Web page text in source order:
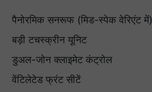
पैनोरमिक सनरूफ (मिड-स्पेक वेरिएंट में)
बड़ी टचस्क्रीन यूनिट
डुअल-जोन क्लाइमेट कंट्रोल
वेंटिलेटेड फ्रंट सीटें